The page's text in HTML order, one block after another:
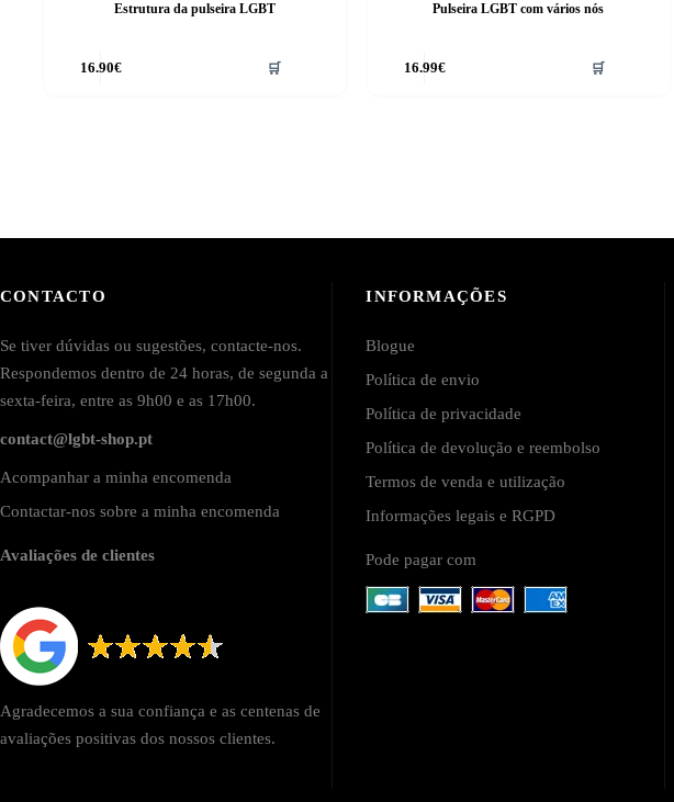
Estrutura da pulseira LGBT
16.90€ 🛒
Pulseira LGBT com vários nós
16.99€ 🛒
CONTACTO
Se tiver dúvidas ou sugestões, contacte-nos.
Respondemos dentro de 24 horas, de segunda a
sexta-feira, entre as 9h00 e as 17h00.
contact@lgbt-shop.pt
Acompanhar a minha encomenda
Contactar-nos sobre a minha encomenda
Avaliações de clientes
Agradecemos a sua confiança e as centenas de
avaliações positivas dos nossos clientes.
INFORMAÇÕES
Blogue
Política de envio
Política de privacidade
Política de devolução e reembolso
Termos de venda e utilização
Informações legais e RGPD
Pode pagar com